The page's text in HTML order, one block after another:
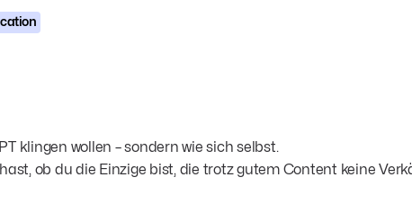
klingen wollen – sondern wie sich selbst.
ob du die Einzige bist, die trotz gutem Content keine